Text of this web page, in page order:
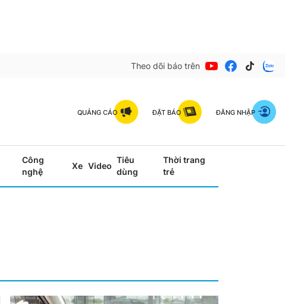
Theo dõi báo trên
QUẢNG CÁO ĐẶT BÁO ĐĂNG NHẬP
Công
nghệ
Xe Video
Tiêu
dùng
Thời trang
trẻ